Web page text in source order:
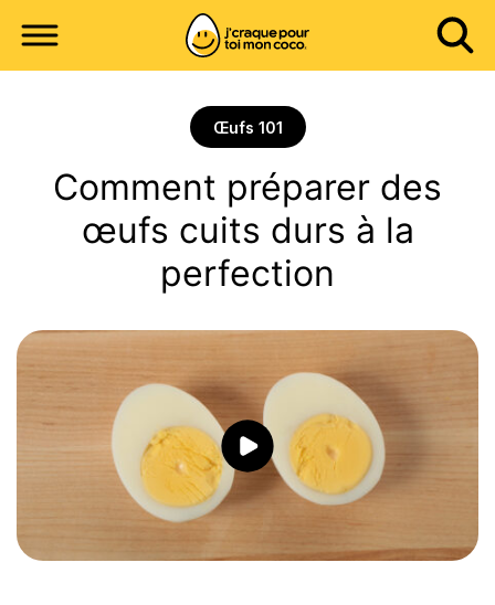
Œufs 101
Comment préparer des
œufs cuits durs à la
perfection